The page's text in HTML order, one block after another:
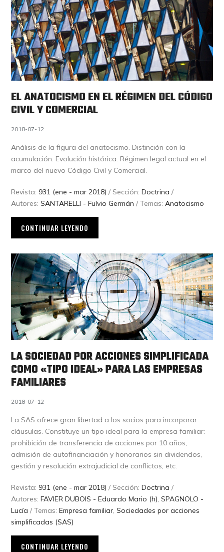
EL ANATOCISMO EN EL RÉGIMEN DEL CÓDIGO
CIVIL Y COMERCIAL
2018-07-12
Análisis de la figura del anatocismo. Distinción con la
acumulación. Evolución histórica. Régimen legal actual en el
marco del nuevo Código Civil y Comercial.
Revista: 931 (ene - mar 2018) / Sección:Doctrina /
Autores:SANTARELLI - Fulvio Germán / Temas:Anatocismo
CONTINUAR LEYENDO
LA SOCIEDAD POR ACCIONES SIMPLIFICADA
COMO «TIPO IDEAL» PARA LAS EMPRESAS
FAMILIARES
2018-07-12
La SAS ofrece gran libertad a los socios para incorporar
cláusulas. Constituye un tipo ideal para la empresa familiar:
prohibición de transferencia de acciones por 10 años,
admisión de autofinanciación y honorarios sin dividendos,
gestión y resolución extrajudicial de conflictos, etc.
Revista: 931 (ene - mar 2018) / Sección:Doctrina /
Autores:FAVIER DUBOIS - Eduardo Mario (h),SPAGNOLO -
Lucía / Temas:Empresa familiar,Sociedades por acciones
simplificadas (SAS)
CONTINUAR LEYENDO